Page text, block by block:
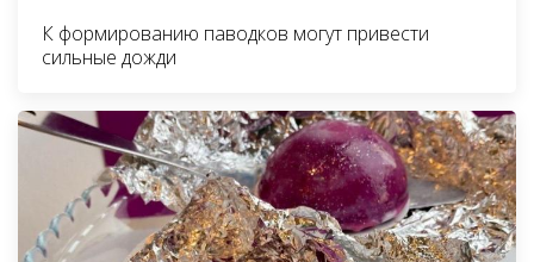
К формированию паводков могут привести
сильные дожди